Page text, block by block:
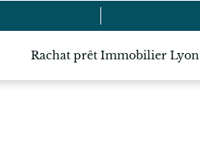
Rachat prêt Immobilier Lyon